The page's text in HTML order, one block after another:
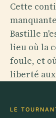
Cette
Bastille
lieu où la
foule, et
liberté aux
LE